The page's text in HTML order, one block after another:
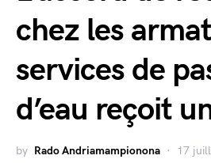
chez les
services de
d’eau reçoit
by Rado Andriamampionona 17